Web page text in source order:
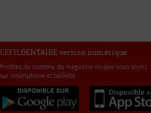
LEFILDENTAIRE version numérique
Profitez du contenu du magazine où que vous soyez
sur smartphone et tablette